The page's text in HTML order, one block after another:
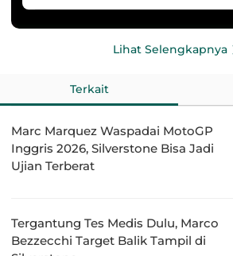
Lihat Selengkapnya
Terkait
Marc Marquez Waspadai MotoGP
Inggris 2026, Silverstone Bisa Jadi
Ujian Terberat
Tergantung Tes Medis Dulu, Marco
Bezzecchi Target Balik Tampil di